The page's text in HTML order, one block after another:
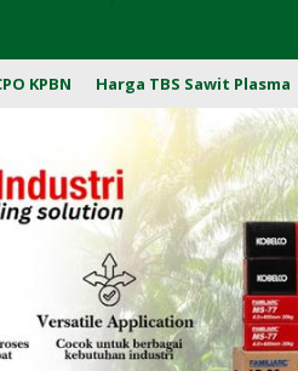
KPBN Harga TBS Sawit Plasma